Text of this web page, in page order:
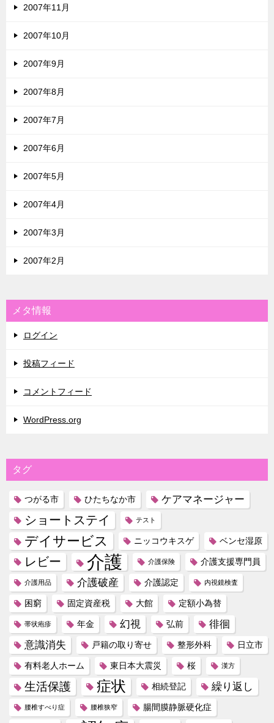
2007年11月
2007年10月
2007年9月
2007年8月
2007年7月
2007年6月
2007年5月
2007年4月
2007年3月
2007年2月
メタ情報
ログイン
投稿フィード
コメントフィード
WordPress.org
タグ
つがる市 ひたちなか市 ケアマネージャー
ショートステイ テスト
デイサービス ニッコウキスゲ ベンセ湿原
レビー 介護 介護保険 介護支援専門員
介護用品 介護破産 介護認定 内視鏡検査
困窮 固定資産税 大館 定額小為替
帯状疱疹 年金 幻視 弘前
徘徊
意識消失
戸籍の取り寄せ 整形外科 日立市
有料老人ホーム 東日本大震災 桜 漢方
生活保護 症状 相続登記 繰り返し
腰椎すべり症 腰椎狭窄 腸間膜静脈硬化症